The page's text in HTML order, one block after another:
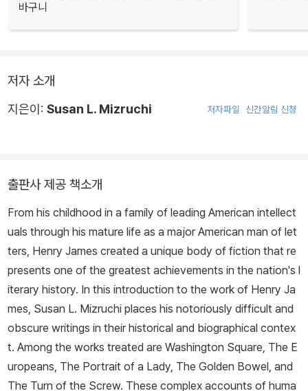
바구니
저자 소개
지은이: Susan L. Mizruchi 저자파일 신간알림 신청
출판사 제공 책소개
From his childhood in a family of leading American intellect
uals through his mature life as a major American man of let
ters, Henry James created a unique body of fiction that re
presents one of the greatest achievements in the nation's l
iterary history. In this introduction to the work of Henry Ja
mes, Susan L. Mizruchi places his notoriously difficult and
obscure writings in their historical and biographical contex
t. Among the works treated are Washington Square, The E
uropeans, The Portrait of a Lady, The Golden Bowel, and
The Turn of the Screw. These complex accounts of huma